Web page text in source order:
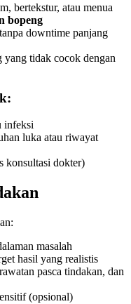
bertekstur, atau menua
bopeng
downtime panjang
yang tidak cocok dengan
infeksi
luka atau riwayat
konsultasi dokter)
masalah
hasil yang realistis
pasca tindakan, dan
(opsional)